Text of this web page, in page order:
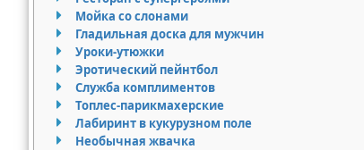
Бизнес
Красота
Мода
Отношения
Контакты
Сотрудничество
Размещение рекламы
Для правообладателей
Мойка со слонами
Гладильная доска для мужчин
Уроки-утюжки
Эротический пейнтбол
Служба комплиментов
Топлес-парикмахерские
Лабиринт в кукурузном поле
Необычная жвачка